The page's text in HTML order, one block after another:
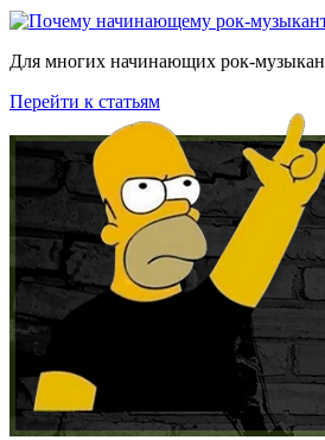
Для многих начинающих рок-
Перейти к статьям